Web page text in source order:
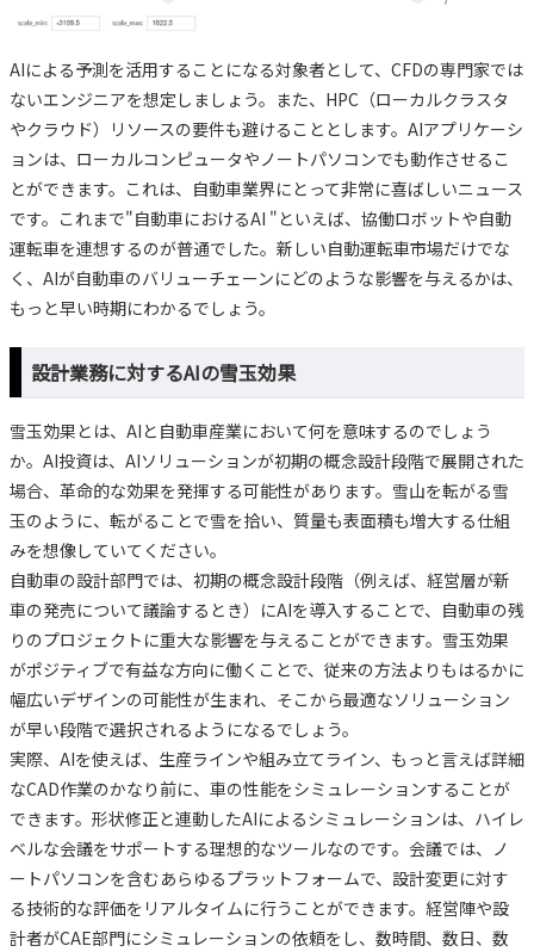
AIによる予測を活用することになる対象者として、CFDの専門家では
ないエンジニアを想定しましょう。また、HPC（ローカルクラスタ
やクラウド）リソースの要件も避けることとします。AIアプリケーシ
ョンは、ローカルコンピュータやノートパソコンでも動作させるこ
とができます。これは、自動車業界にとって非常に喜ばしいニュース
です。これまで"自動車におけるAI "といえば、協働ロボットや自動
運転車を連想するのが普通でした。新しい自動運転車市場だけでな
く、AIが自動車のバリューチェーンにどのような影響を与えるかは、
もっと早い時期にわかるでしょう。
設計業務に対するAIの雪玉効果
雪玉効果とは、AIと自動車産業において何を意味するのでしょう
か。AI投資は、AIソリューションが初期の概念設計段階で展開された
場合、革命的な効果を発揮する可能性があります。雪山を転がる雪
玉のように、転がることで雪を拾い、質量も表面積も増大する仕組
みを想像していてください。
自動車の設計部門では、初期の概念設計段階（例えば、経営層が新
車の発売について議論するとき）にAIを導入することで、自動車の残
りのプロジェクトに重大な影響を与えることができます。雪玉効果
がポジティブで有益な方向に働くことで、従来の方法よりもはるかに
幅広いデザインの可能性が生まれ、そこから最適なソリューション
が早い段階で選択されるようになるでしょう。
実際、AIを使えば、生産ラインや組み立てライン、もっと言えば詳細
なCAD作業のかなり前に、車の性能をシミュレーションすることが
できます。形状修正と連動したAIによるシミュレーションは、ハイレ
ベルな会議をサポートする理想的なツールなのです。会議では、ノ
ートパソコンを含むあらゆるプラットフォームで、設計変更に対す
る技術的な評価をリアルタイムに行うことができます。経営陣や設
計者がCAE部門にシミュレーションの依頼をし、数時間、数日、数